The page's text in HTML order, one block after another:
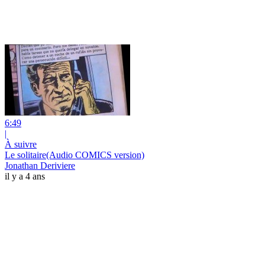
6:49
|
À suivre
Le solitaire(Audio COMICS version)
Jonathan Deriviere
il y a 4 ans